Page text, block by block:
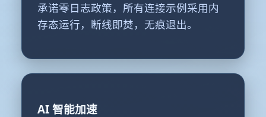
承诺零日志政策，所有连接示例采用内
存态运行，断线即焚，无痕退出。
AI 智能加速